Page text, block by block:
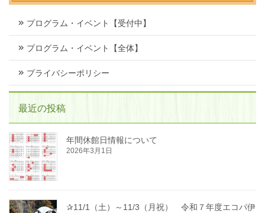
プログラム・イベント【受付中】
プログラム・イベント【全体】
プライバシーポリシー
最近の投稿
年間休館日情報について
2026年3月1日
✰11/1（土）～11/3（月祝） 令和７年度エコパ伊